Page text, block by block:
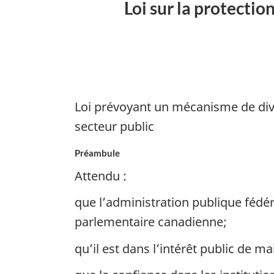
Loi sur la
Loi prévoyant un mécanisme de
secteur public
Préambule
Attendu :
que l’administration publique
parlementaire canadienne;
qu’il est dans l’intérêt public de